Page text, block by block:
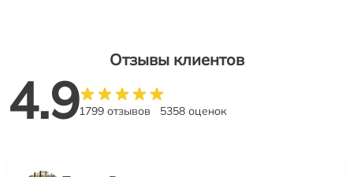
Отзывы клиентов
4.91799 отзывов 5358 оценок